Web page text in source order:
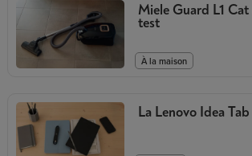
Miele Guard L1
test
À la maison
La Lenovo Idea